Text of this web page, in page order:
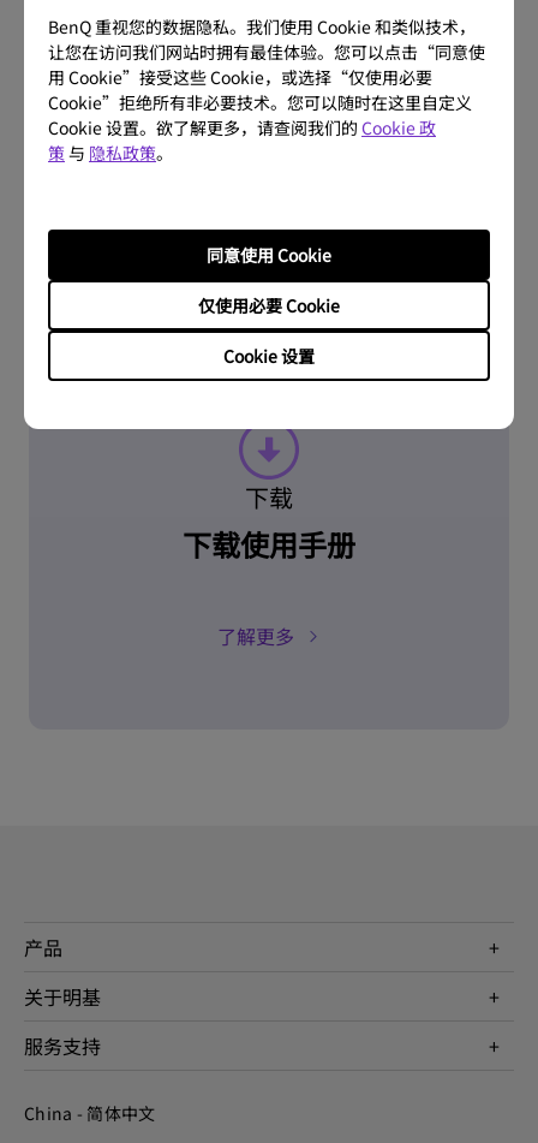
BenQ 重视您的数据隐私。我们使用 Cookie 和类似技术，
让您在访问我们网站时拥有最佳体验。您可以点击“同意使
用 Cookie”接受这些 Cookie，或选择“仅使用必要
Cookie”拒绝所有非必要技术。您可以随时在这里自定义
Cookie 设置。欲了解更多，请查阅我们的 Cookie 政
策 与 隐私政策。
Cookie 设置
仅使用必要 Cookie
同意使用 Cookie
问题解答
了解更多
下载
下载使用手册
了解更多
产品
投影机
WiT智能灯
关于明基
公司简介
企业社会责任
服务支持
档案下载与常见问题
China - 简体中文